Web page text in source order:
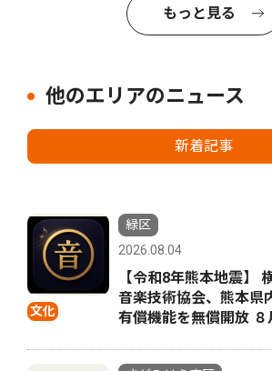
もっと見る
他のエリアのニュース
新着記事
文化
緑区
2026.08.04
【令和8年熊本地震】
音楽技術協会、熊本県
有償機能を無償開放 ８